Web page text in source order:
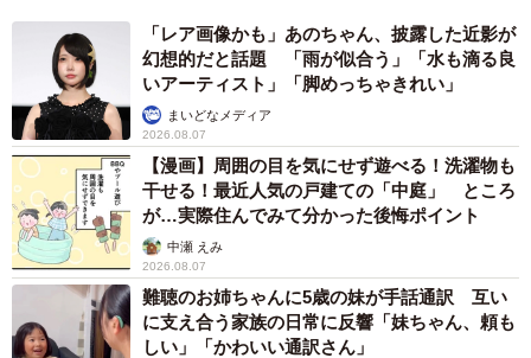
が生じています。
最低賃金の改定は今後も引き上げが予定されており、政府
は2020年代に「時給1500円」を目標にしています。この最
低賃金1500円への対応をすでに達成している企業の割合は
わずか17.34％。
これから最低賃金の改定が続く中、「うっかり最低賃金割
れ月給」が発生してしまう会社が増えてくるかもしれませ
ん。
「レア画像かも」あのちゃん、披露した近影が
幻想的だと話題 「雨が似合う」「水も滴る良
いアーティスト」「脚めっちゃきれい」
まいどなメディア
2026.08.07
【漫画】周囲の目を気にせず遊べる！洗濯物も
干せる！最近人気の戸建ての「中庭」 ところ
が…実際住んでみて分かった後悔ポイント
中瀬 えみ
2026.08.07
難聴のお姉ちゃんに5歳の妹が手話通訳 互い
に支え合う家族の日常に反響「妹ちゃん、頼も
しい」「かわいい通訳さん」